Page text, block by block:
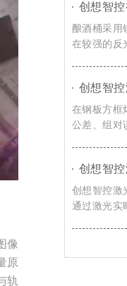
像
原
轨
接系统对车
创想智
协作机
升级
酿酒桶采用
在较强的反
缝跟踪系统
正技术，赋
创想智
框激光
在钢板方框
公差、组对
接质量和生
缝跟踪器可
效、稳定的
创想智
器人，
纠偏
创想智控激
通过激光实